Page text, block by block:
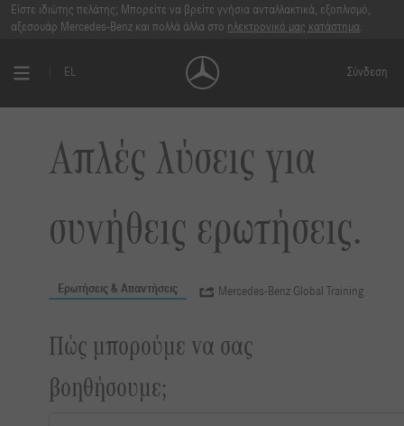
Είστε ιδιώτης πελάτης; Μπορείτε να βρείτε γνήσια ανταλλακτικά, εξοπλισμό,
αξεσουάρ Mercedes-Benz και πολλά άλλα στο ηλεκτρονικό μας κατάστημα.
EL Σύνδεση
Απλές λύσεις για
συνήθεις ερωτήσεις.
Ερωτήσεις & Απαντήσεις Mercedes-Benz Global Training
Πώς μπορούμε να σας
βοηθήσουμε;